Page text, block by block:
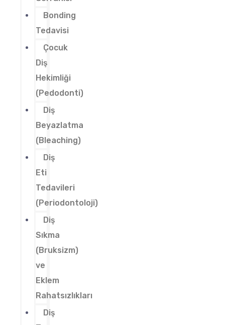
Bonding
Tedavisi
Çocuk
Diş
Hekimliği
(Pedodonti)
Diş
Beyazlatma
(Bleaching)
Diş
Eti
Tedavileri
(Periodontoloji)
Diş
Sıkma
(Bruksizm)
ve
Eklem
Rahatsızlıkları
Diş